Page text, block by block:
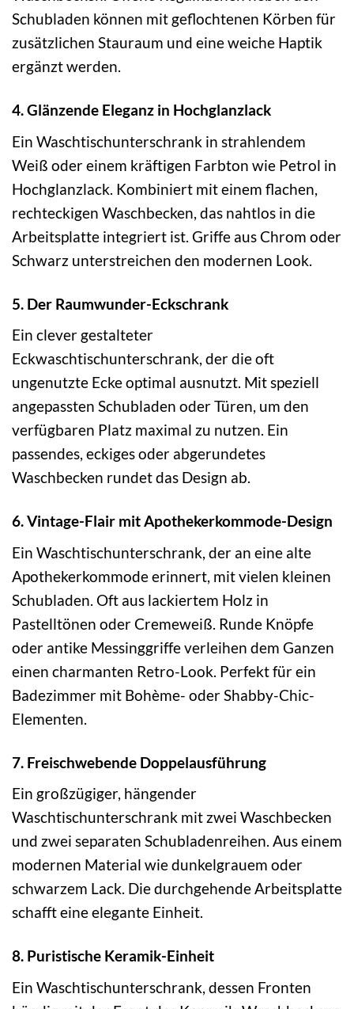
Schubladen können mit geflochtenen Körben für
zusätzlichen Stauraum und eine weiche Haptik
ergänzt werden.
4. Glänzende Eleganz in Hochglanzlack
Ein Waschtischunterschrank in strahlendem
Weiß oder einem kräftigen Farbton wie Petrol in
Hochglanzlack. Kombiniert mit einem flachen,
rechteckigen Waschbecken, das nahtlos in die
Arbeitsplatte integriert ist. Griffe aus Chrom oder
Schwarz unterstreichen den modernen Look.
5. Der Raumwunder-Eckschrank
Ein clever gestalteter
Eckwaschtischunterschrank, der die oft
ungenutzte Ecke optimal ausnutzt. Mit speziell
angepassten Schubladen oder Türen, um den
verfügbaren Platz maximal zu nutzen. Ein
passendes, eckiges oder abgerundetes
Waschbecken rundet das Design ab.
6. Vintage-Flair mit Apothekerkommode-Design
Ein Waschtischunterschrank, der an eine alte
Apothekerkommode erinnert, mit vielen kleinen
Schubladen. Oft aus lackiertem Holz in
Pastelltönen oder Cremeweiß. Runde Knöpfe
oder antike Messinggriffe verleihen dem Ganzen
einen charmanten Retro-Look. Perfekt für ein
Badezimmer mit Bohème- oder Shabby-Chic-
Elementen.
7. Freischwebende Doppelausführung
Ein großzügiger, hängender
Waschtischunterschrank mit zwei Waschbecken
und zwei separaten Schubladenreihen. Aus einem
modernen Material wie dunkelgrauem oder
schwarzem Lack. Die durchgehende Arbeitsplatte
schafft eine elegante Einheit.
8. Puristische Keramik-Einheit
Ein Waschtischunterschrank, dessen Fronten